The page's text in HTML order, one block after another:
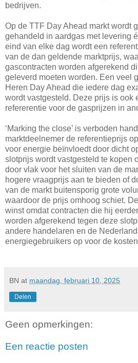
bedrijven.
Op de TTF Day Ahead markt wordt
gehandeld in aardgas met levering
eind van elke dag wordt een
van de dan geldende marktprijs,
gascontracten worden afgerekend
geleverd moeten worden. Een veel
Heren Day Ahead die iedere dag
wordt vastgesteld. Deze prijs is ook
refererentie voor de gasprijzen in
‘Marking the close’ is verboden
marktdeelnemer de referentieprijs
voor energie beïnvloedt door dicht
slotprijs wordt vastgesteld te kopen
door vlak voor het sluiten van de
hogere vraagprijs aan te bieden of
van de markt buitensporig grote
waardoor de prijs omhoog schiet.
winst omdat contracten die hij
worden afgerekend tegen deze
andere handelaren en de
energiegebruikers op voor de
BN at maandag, februari 10, 2025
Delen
Geen opmerkingen:
Een reactie posten